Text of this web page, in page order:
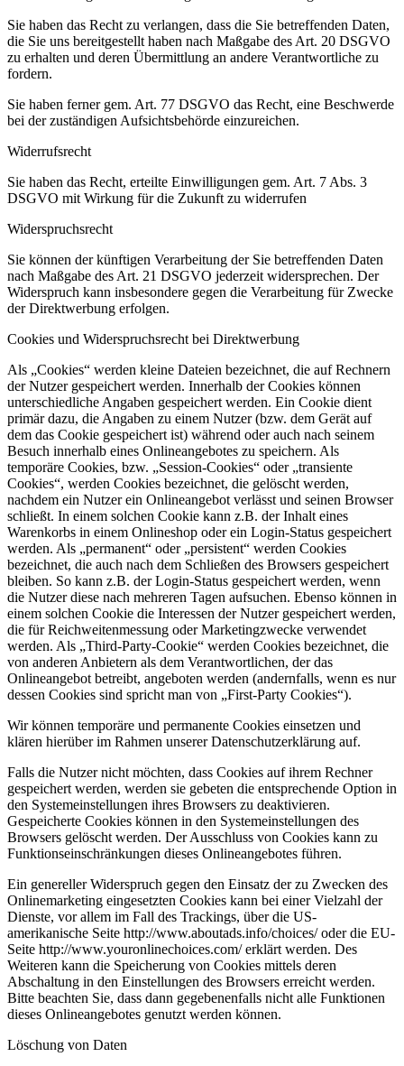
Sie haben das Recht zu verlangen, dass die Sie betreffenden Daten,
die Sie uns bereitgestellt haben nach Maßgabe des Art. 20 DSGVO
zu erhalten und deren Übermittlung an andere Verantwortliche zu
fordern.
Sie haben ferner gem. Art. 77 DSGVO das Recht, eine Beschwerde
bei der zuständigen Aufsichtsbehörde einzureichen.
Widerrufsrecht
Sie haben das Recht, erteilte Einwilligungen gem. Art. 7 Abs. 3
DSGVO mit Wirkung für die Zukunft zu widerrufen
Widerspruchsrecht
Sie können der künftigen Verarbeitung der Sie betreffenden Daten
nach Maßgabe des Art. 21 DSGVO jederzeit widersprechen. Der
Widerspruch kann insbesondere gegen die Verarbeitung für Zwecke
der Direktwerbung erfolgen.
Cookies und Widerspruchsrecht bei Direktwerbung
Als „Cookies“ werden kleine Dateien bezeichnet, die auf Rechnern
der Nutzer gespeichert werden. Innerhalb der Cookies können
unterschiedliche Angaben gespeichert werden. Ein Cookie dient
primär dazu, die Angaben zu einem Nutzer (bzw. dem Gerät auf
dem das Cookie gespeichert ist) während oder auch nach seinem
Besuch innerhalb eines Onlineangebotes zu speichern. Als
temporäre Cookies, bzw. „Session-Cookies“ oder „transiente
Cookies“, werden Cookies bezeichnet, die gelöscht werden,
nachdem ein Nutzer ein Onlineangebot verlässt und seinen Browser
schließt. In einem solchen Cookie kann z.B. der Inhalt eines
Warenkorbs in einem Onlineshop oder ein Login-Status gespeichert
werden. Als „permanent“ oder „persistent“ werden Cookies
bezeichnet, die auch nach dem Schließen des Browsers gespeichert
bleiben. So kann z.B. der Login-Status gespeichert werden, wenn
die Nutzer diese nach mehreren Tagen aufsuchen. Ebenso können in
einem solchen Cookie die Interessen der Nutzer gespeichert werden,
die für Reichweitenmessung oder Marketingzwecke verwendet
werden. Als „Third-Party-Cookie“ werden Cookies bezeichnet, die
von anderen Anbietern als dem Verantwortlichen, der das
Onlineangebot betreibt, angeboten werden (andernfalls, wenn es nur
dessen Cookies sind spricht man von „First-Party Cookies“).
Wir können temporäre und permanente Cookies einsetzen und
klären hierüber im Rahmen unserer Datenschutzerklärung auf.
Falls die Nutzer nicht möchten, dass Cookies auf ihrem Rechner
gespeichert werden, werden sie gebeten die entsprechende Option in
den Systemeinstellungen ihres Browsers zu deaktivieren.
Gespeicherte Cookies können in den Systemeinstellungen des
Browsers gelöscht werden. Der Ausschluss von Cookies kann zu
Funktionseinschränkungen dieses Onlineangebotes führen.
Ein genereller Widerspruch gegen den Einsatz der zu Zwecken des
Onlinemarketing eingesetzten Cookies kann bei einer Vielzahl der
Dienste, vor allem im Fall des Trackings, über die US-
amerikanische Seite http://www.aboutads.info/choices/ oder die EU-
Seite http://www.youronlinechoices.com/ erklärt werden. Des
Weiteren kann die Speicherung von Cookies mittels deren
Abschaltung in den Einstellungen des Browsers erreicht werden.
Bitte beachten Sie, dass dann gegebenenfalls nicht alle Funktionen
dieses Onlineangebotes genutzt werden können.
Löschung von Daten